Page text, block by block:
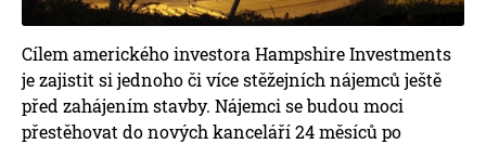
Cílem amerického investora Hampshire Investments
je zajistit si jednoho či více stěžejních nájemců ještě
před zahájením stavby. Nájemci se budou moci
přestěhovat do nových kanceláří 24 měsíců po